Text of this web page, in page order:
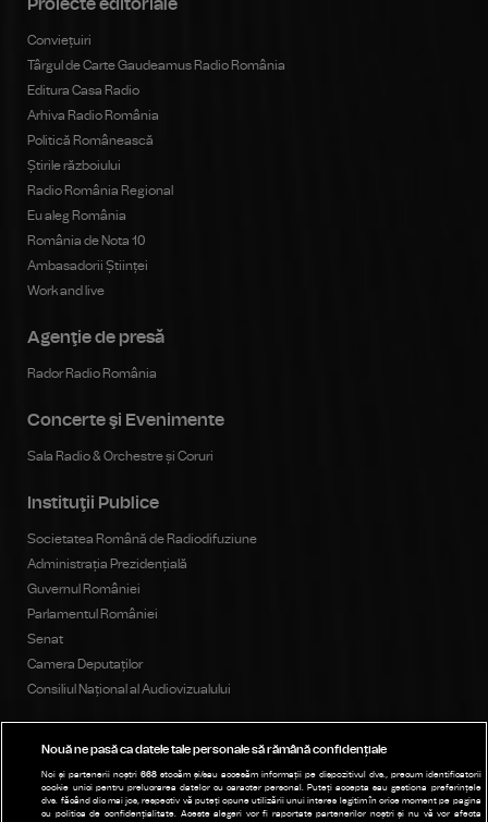
Proiecte editoriale
Conviețuiri
Târgul de Carte Gaudeamus Radio România
Editura Casa Radio
Arhiva Radio România
Politică Românească
Știrile războiului
Radio România Regional
Eu aleg România
România de Nota 10
Ambasadorii Științei
Work and live
Agenţie de presă
Rador Radio România
Concerte şi Evenimente
Sala Radio & Orchestre și Coruri
Instituţii Publice
Societatea Română de Radiodifuziune
Administrația Prezidențială
Guvernul României
Parlamentul României
Senat
Camera Deputaților
Consiliul Național al Audiovizualului
Parteneri
Nouă ne pasă ca datele tale personale să rămână confidențiale
Noi și partenerii noștri668 stocăm și/sau accesăm informații pe dispozitivul dvs., precum identificatorii
cookie unici pentru prelucrarea datelor cu caracter personal. Puteți accepta sau gestiona preferințele
dvs. făcând clic mai jos, respectiv vă puteți opune utilizării unui interes legitim în orice moment pe pagina
cu politica de confidențialitate. Aceste alegeri vor fi raportate partenerilor noștri și nu vă vor afecta